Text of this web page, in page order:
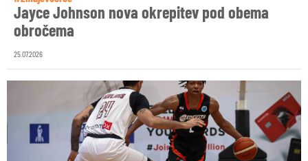
Jayce Johnson nova okrepitev pod obema
obročema
25.07.2026